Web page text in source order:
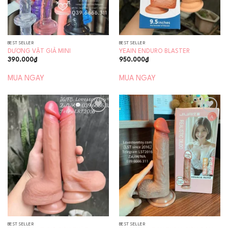
BEST SELLER
DƯƠNG VẬT GIẢ MINI
390.000₫
MUA NGAY
BEST SELLER
YEAIN ENDURO BLASTER
950.000₫
MUA NGAY
wishlist
BEST SELLER
Add to
wishlist
BEST SELLER